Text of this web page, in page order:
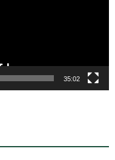
35:02